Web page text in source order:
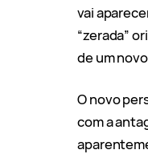
vai
“zerada”
de um
O novo
com a